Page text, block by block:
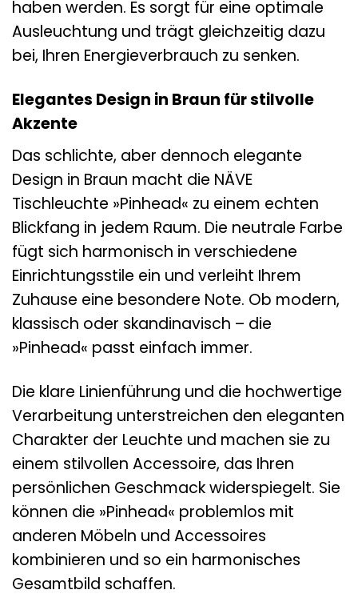
haben werden. Es sorgt für eine optimale
Ausleuchtung und trägt gleichzeitig dazu
bei, Ihren Energieverbrauch zu senken.
Elegantes Design in Braun für stilvolle
Akzente
Das schlichte, aber dennoch elegante
Design in Braun macht die NÄVE
Tischleuchte »Pinhead« zu einem echten
Blickfang in jedem Raum. Die neutrale Farbe
fügt sich harmonisch in verschiedene
Einrichtungsstile ein und verleiht Ihrem
Zuhause eine besondere Note. Ob modern,
klassisch oder skandinavisch – die
»Pinhead« passt einfach immer.
Die klare Linienführung und die hochwertige
Verarbeitung unterstreichen den eleganten
Charakter der Leuchte und machen sie zu
einem stilvollen Accessoire, das Ihren
persönlichen Geschmack widerspiegelt. Sie
können die »Pinhead« problemlos mit
anderen Möbeln und Accessoires
kombinieren und so ein harmonisches
Gesamtbild schaffen.